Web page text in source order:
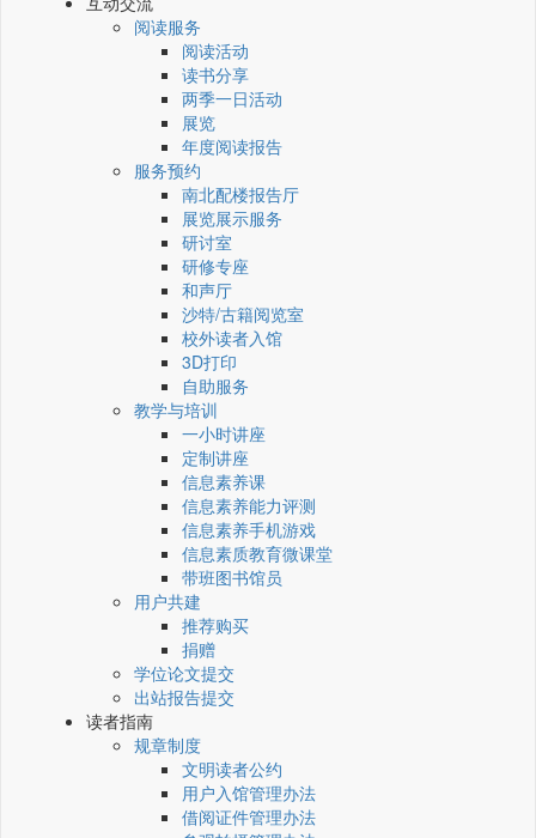
阅读服务
阅读活动
读书分享
两季一日活动
展览
年度阅读报告
服务预约
南北配楼报告厅
展览展示服务
研讨室
研修专座
和声厅
沙特/古籍阅览室
校外读者入馆
3D打印
自助服务
教学与培训
一小时讲座
定制讲座
信息素养课
信息素养能力评测
信息素养手机游戏
信息素质教育微课堂
带班图书馆员
用户共建
推荐购买
捐赠
学位论文提交
出站报告提交
读者指南
规章制度
文明读者公约
用户入馆管理办法
借阅证件管理办法